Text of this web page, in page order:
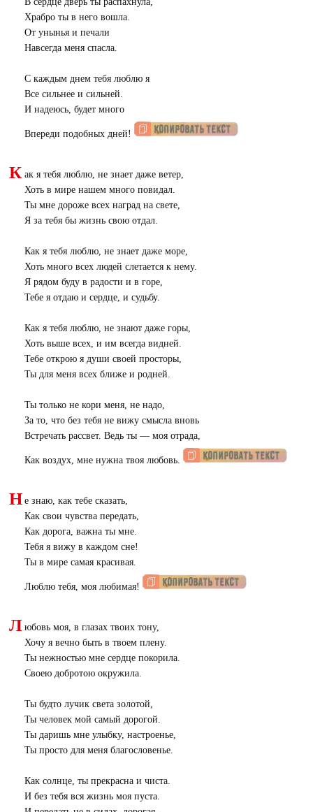
Храбро ты в него вошла.
От унынья и печали
Навсегда меня спасла.
С каждым днем тебя люблю я
Все сильнее и сильней.
И надеюсь, будет много
Впереди подобных дней!
К ак я тебя люблю, не знает даже ветер,
Хоть в мире нашем много повидал.
Ты мне дороже всех наград на свете,
Я за тебя бы жизнь свою отдал.
Как я тебя люблю, не знает даже море,
Хоть много всех людей слетается к нему.
Я рядом буду в радости и в горе,
Тебе я отдаю и сердце, и судьбу.
Как я тебя люблю, не знают даже горы,
Хоть выше всех, и им всегда видней.
Тебе открою я души своей просторы,
Ты для меня всех ближе и родней.
Ты только не кори меня, не надо,
За то, что без тебя не вижу смысла вновь
Встречать рассвет. Ведь ты — моя отрада,
Как воздух, мне нужна твоя любовь.
Н е знаю, как тебе сказать,
Как свои чувства передать,
Как дорога, важна ты мне.
Тебя я вижу в каждом сне!
Ты в мире самая красивая.
Люблю тебя, моя любимая!
Л юбовь моя, в глазах твоих тону,
Хочу я вечно быть в твоем плену.
Ты нежностью мне сердце покорила.
Своею добротою окружила.
Ты будто лучик света золотой,
Ты человек мой самый дорогой.
Ты даришь мне улыбку, настроенье,
Ты просто для меня благословенье.
Как солнце, ты прекрасна и чиста.
И без тебя вся жизнь моя пуста.